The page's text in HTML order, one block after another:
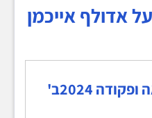
אדולף אייכמן
טופס מבחן בימי שואה ופקודה 2024ב'